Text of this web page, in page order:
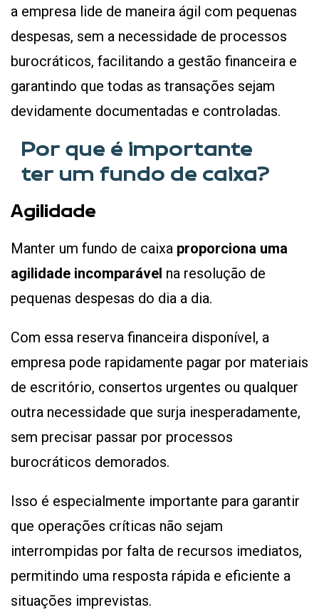
a empresa lide de maneira ágil com pequenas
despesas, sem a necessidade de processos
burocráticos, facilitando a gestão financeira e
garantindo que todas as transações sejam
devidamente documentadas e controladas.
Por que é importante
ter um fundo de caixa?
Agilidade
Manter um fundo de caixa proporciona uma
agilidade incomparável na resolução de
pequenas despesas do dia a dia.
Com essa reserva financeira disponível, a
empresa pode rapidamente pagar por materiais
de escritório, consertos urgentes ou qualquer
outra necessidade que surja inesperadamente,
sem precisar passar por processos
burocráticos demorados.
Isso é especialmente importante para garantir
que operações críticas não sejam
interrompidas por falta de recursos imediatos,
permitindo uma resposta rápida e eficiente a
situações imprevistas.